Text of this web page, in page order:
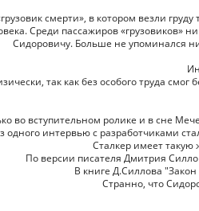
смерти», в котором везли
Среди пассажиров «грузовиков»
Сидоровичу. Больше не упоминался
так как без особого труда
во вступительном ролике и в сне
одного интервью с разработчиками
Сталкер имеет
По версии писателя Дмитрия
В книге Д.Силлова
Странно, что